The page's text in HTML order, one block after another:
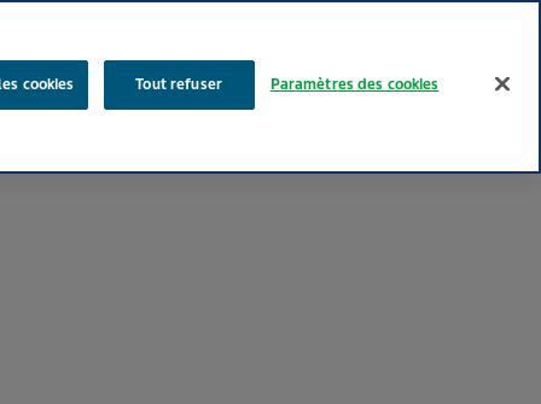
cookies Tout refuser Paramètres des cookies